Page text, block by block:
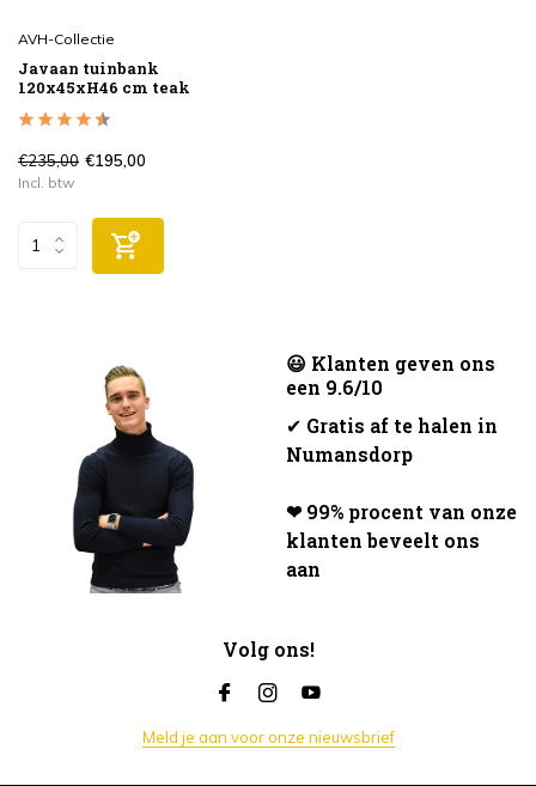
AVH-Collectie
Javaan tuinbank
120x45xH46 cm teak
€235,00 €195,00
Incl. btw
😃 Klanten geven ons
een 9.6/10
✔ Gratis af te halen in
Numansdorp
❤ 99% procent van onze
klanten beveelt ons
aan
Volg ons!
Meld je aan voor onze nieuwsbrief